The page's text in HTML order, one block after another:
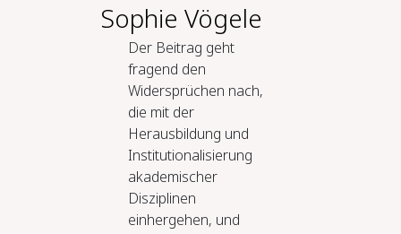
Sophie Vögele
Der Beitrag geht
fragend den
Widersprüchen nach,
die mit der
Herausbildung und
Institutionalisierung
akademischer
Disziplinen
einhergehen, und